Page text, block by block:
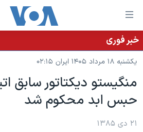
لینکهای
قابل
دسترسی
جهش
محتوای
اصلی
جهش
خانه
نسخه سبک وب‌سایت
موضوع ها
ایران
آمریکا
برنامه های تلویزیونی
جدول برنامه ها
خبر فوری
یکشنبه ۱۸ مرداد ۱۴۰۵ ایران ۰۲:۱۵
منگيستو ديکتاتور سابق
حبس ابد محکوم شد
۲۱ دی ۱۳۸۵